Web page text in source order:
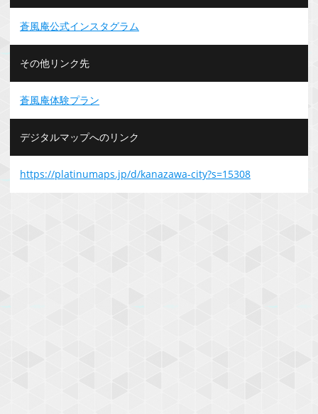
蒼風庵公式インスタグラム
その他リンク先
蒼風庵体験プラン
デジタルマップへのリンク
https://platinumaps.jp/d/kanazawa-city?s=15308